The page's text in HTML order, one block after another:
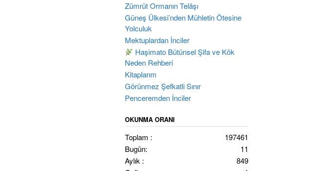
Zümrüt Ormanın Telâşı
Güneş Ülkesi’nden Mühletin Ötesine
Yolculuk
Mektuplardan İnciler
Haşimato Bütünsel Şifa ve Kök
Neden Rehberi
Kitaplarım
Görünmez Şefkatli Sınır
Penceremden İnciler
OKUNMA ORANI
197461
Toplam :
11
Bugün:
849
Aylık :